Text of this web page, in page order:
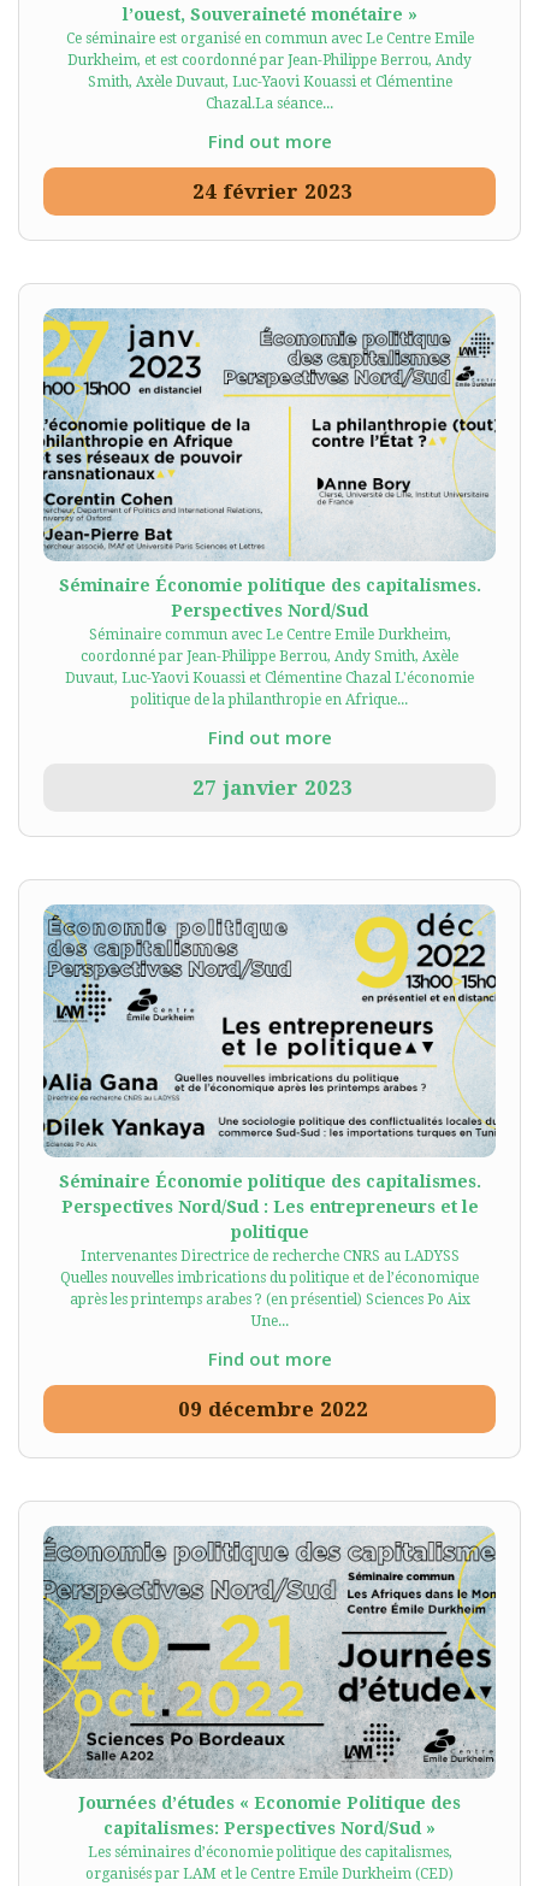
l’ouest, Souveraineté monétaire »
Ce séminaire est organisé en commun avec Le Centre Emile
Durkheim, et est coordonné par Jean-Philippe Berrou, Andy
Smith, Axèle Duvaut, Luc-Yaovi Kouassi et Clémentine
Chazal.La séance...
Find out more
24 février 2023
Séminaire Économie politique des capitalismes.
Perspectives Nord/Sud
Séminaire commun avec Le Centre Emile Durkheim,
coordonné par Jean-Philippe Berrou, Andy Smith, Axèle
Duvaut, Luc-Yaovi Kouassi et Clémentine Chazal L'économie
politique de la philanthropie en Afrique...
Find out more
27 janvier 2023
Séminaire Économie politique des capitalismes.
Perspectives Nord/Sud : Les entrepreneurs et le
politique
Intervenantes Directrice de recherche CNRS au LADYSS
Quelles nouvelles imbrications du politique et de l’économique
après les printemps arabes ? (en présentiel) Sciences Po Aix
Une...
Find out more
09 décembre 2022
Journées d’études « Economie Politique des
capitalismes: Perspectives Nord/Sud »
Les séminaires d’économie politique des capitalismes,
organisés par LAM et le Centre Emile Durkheim (CED)